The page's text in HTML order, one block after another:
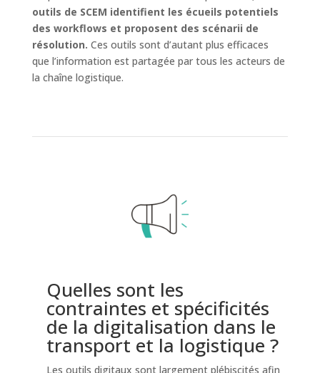
outils de SCEM identifient les écueils potentiels
des workflows et proposent des scénarii de
résolution. Ces outils sont d’autant plus efficaces
que l’information est partagée par tous les acteurs de
la chaîne logistique.
Quelles sont les
contraintes et spécificités
de la digitalisation dans le
transport et la logistique​ ?
Les outils digitaux sont largement plébiscités afin